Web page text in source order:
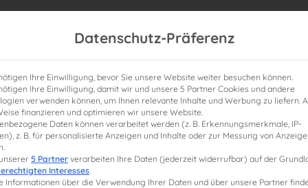
StB-Weiterbildung Lernplanung Studium
Datenschutz-Präferenz
Ihre Einwilligung, bevor Sie unsere Website weiter besuchen können.
Ihre Einwilligung, damit wir und unsere 5 Partner Cookies und andere
verwenden können, um Ihnen relevante Inhalte und Werbung zu liefern.
finanzieren und optimieren wir unsere Website.
Daten können verarbeitet werden (z. B. Erkennungsmerkmale, IP-
z. B. für personalisierte Anzeigen und Inhalte oder zur Messung von
5 Partner verarbeiten Ihre Daten (jederzeit widerrufbar) auf der
Interesses.
Informationen über die Verwendung Ihrer Daten und über unsere Partner